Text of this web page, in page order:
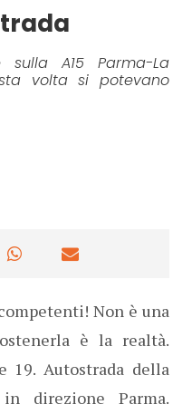
A15 Parma-La
volta si potevano
Non è una
è la realtà.
19. Autostrada della
direzione Parma.